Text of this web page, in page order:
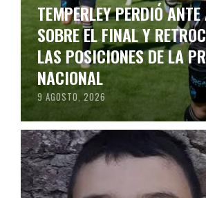
TEMPERLEY PERDIÓ
SOBRE EL FINAL Y
LAS POSICIONES DE LA
NACIONAL
9 AGOSTO, 2026